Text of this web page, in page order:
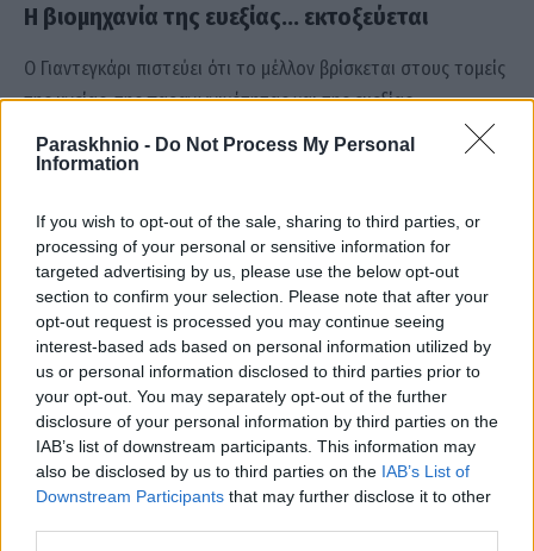
Paraskhnio - Do Not Process My Personal
Information
If you wish to opt-out of the sale, sharing to third parties, or
processing of your personal or sensitive information for
targeted advertising by us, please use the below opt-out
section to confirm your selection. Please note that after your
opt-out request is processed you may continue seeing
interest-based ads based on personal information utilized by
us or personal information disclosed to third parties prior to
your opt-out. You may separately opt-out of the further
disclosure of your personal information by third parties on the
IAB’s list of downstream participants. This information may
also be disclosed by us to third parties on the IAB’s List of
Downstream Participants that may further disclose it to other
Η βιομηχανία της ευεξίας… εκτοξεύεται
Ο Γιαντεγκάρι πιστεύει ότι το μέλλον βρίσκεται στους τομείς
της υγείας, της παραγωγικότητας και της ευεξίας.
Και οι αριθμοί φαίνεται να τον δικαιώνουν.
Σύμφωνα με στοιχεία του Παγκόσμιου Ινστιτούτου Ευεξίας, η
παγκόσμια αγορά της ευεξίας άγγιξε τα 6,8 τρισ. δολάρια το
2024 και εκτιμάται ότι θα πλησιάσει τα 10 τρισ. δολάρια
μέχρι το 2029.
Από ένα app θερμίδων σε μια προσπάθεια να μας
απομακρύνει από τις οθόνες, ο 19χρονος Ζακ Γιαντεγκάρι
δείχνει ότι η επόμενη μεγάλη επιχειρηματική ιδέα μπορεί να
κρύβεται στις πιο καθημερινές μας συνήθειες. Και όπως
φαίνεται, η ηλικία δεν αποτελεί εμπόδιο όταν υπάρχουν